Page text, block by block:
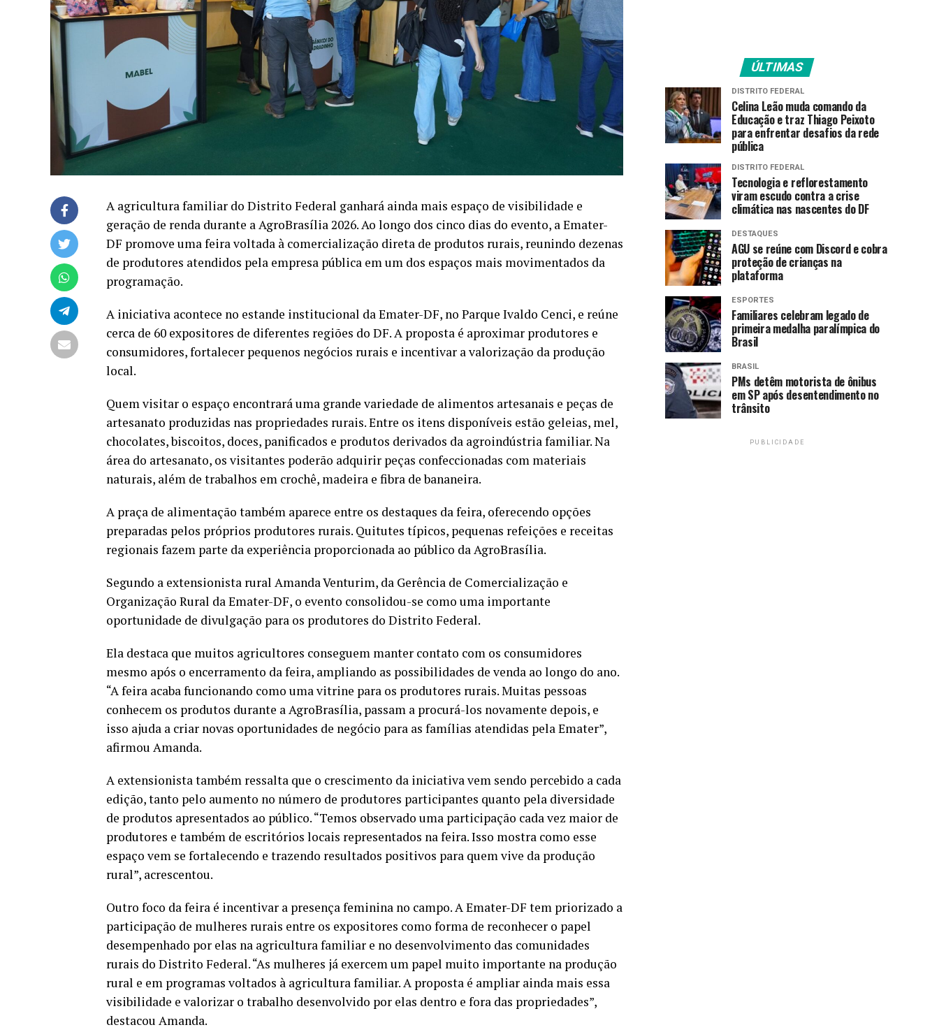
A agricultura familiar do Distrito Federal ganhará ainda mais espaço de visibilidade e
geração de renda durante a AgroBrasília 2026. Ao longo dos cinco dias do evento, a Emater-
DF promove uma feira voltada à comercialização direta de produtos rurais, reunindo dezenas
de produtores atendidos pela empresa pública em um dos espaços mais movimentados da
programação.
A iniciativa acontece no estande institucional da Emater-DF, no Parque Ivaldo Cenci, e reúne
cerca de 60 expositores de diferentes regiões do DF. A proposta é aproximar produtores e
consumidores, fortalecer pequenos negócios rurais e incentivar a valorização da produção
local.
Quem visitar o espaço encontrará uma grande variedade de alimentos artesanais e peças de
artesanato produzidas nas propriedades rurais. Entre os itens disponíveis estão geleias, mel,
chocolates, biscoitos, doces, panificados e produtos derivados da agroindústria familiar. Na
área do artesanato, os visitantes poderão adquirir peças confeccionadas com materiais
naturais, além de trabalhos em crochê, madeira e fibra de bananeira.
A praça de alimentação também aparece entre os destaques da feira, oferecendo opções
preparadas pelos próprios produtores rurais. Quitutes típicos, pequenas refeições e receitas
regionais fazem parte da experiência proporcionada ao público da AgroBrasília.
Segundo a extensionista rural Amanda Venturim, da Gerência de Comercialização e
Organização Rural da Emater-DF, o evento consolidou-se como uma importante
oportunidade de divulgação para os produtores do Distrito Federal.
Ela destaca que muitos agricultores conseguem manter contato com os consumidores
mesmo após o encerramento da feira, ampliando as possibilidades de venda ao longo do ano.
“A feira acaba funcionando como uma vitrine para os produtores rurais. Muitas pessoas
conhecem os produtos durante a AgroBrasília, passam a procurá-los novamente depois, e
isso ajuda a criar novas oportunidades de negócio para as famílias atendidas pela Emater”,
afirmou Amanda.
A extensionista também ressalta que o crescimento da iniciativa vem sendo percebido a cada
edição, tanto pelo aumento no número de produtores participantes quanto pela diversidade
de produtos apresentados ao público. “Temos observado uma participação cada vez maior de
produtores e também de escritórios locais representados na feira. Isso mostra como esse
espaço vem se fortalecendo e trazendo resultados positivos para quem vive da produção
rural”, acrescentou.
Outro foco da feira é incentivar a presença feminina no campo. A Emater-DF tem priorizado a
participação de mulheres rurais entre os expositores como forma de reconhecer o papel
desempenhado por elas na agricultura familiar e no desenvolvimento das comunidades
rurais do Distrito Federal. “As mulheres já exercem um papel muito importante na produção
rural e em programas voltados à agricultura familiar. A proposta é ampliar ainda mais essa
visibilidade e valorizar o trabalho desenvolvido por elas dentro e fora das propriedades”,
destacou Amanda.
ÚLTIMAS
DISTRITO FEDERAL
Celina Leão muda comando da
Educação e traz Thiago Peixoto
para enfrentar desafios da rede
pública
DISTRITO FEDERAL
Tecnologia e reflorestamento
viram escudo contra a crise
climática nas nascentes do DF
DESTAQUES
AGU se reúne com Discord e cobra
proteção de crianças na
plataforma
ESPORTES
Familiares celebram legado de
primeira medalha paralímpica do
Brasil
BRASIL
PMs detêm motorista de ônibus
em SP após desentendimento no
trânsito
PUBLICIDADE